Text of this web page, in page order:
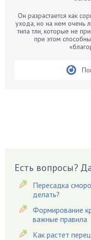
Белые грибы
Бирючина
Бобовые
Вредители
Гардения
Гацания
Гвоздики
Георгины
Герань
Он разрастается как
ухода, но на нем очень
типа тли, которые не
при этом
Есть вопросы?
Пересадка
делать?
Формирование
важные правила
Как растет